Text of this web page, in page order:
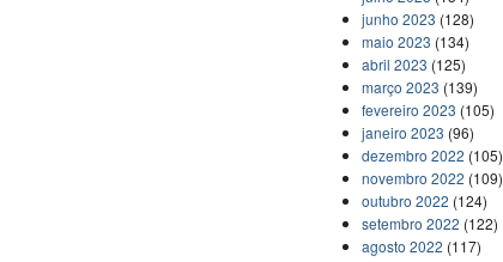
junho 2023 (128)
maio 2023 (134)
abril 2023 (125)
março 2023 (139)
fevereiro 2023 (105)
janeiro 2023 (96)
dezembro 2022 (105)
novembro 2022 (109)
outubro 2022 (124)
setembro 2022 (122)
agosto 2022 (117)